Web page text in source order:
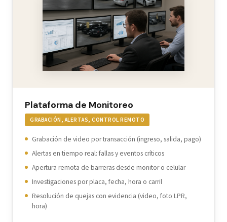
Plataforma de Monitoreo
GRABACIÓN, ALERTAS, CONTROL REMOTO
Grabación de video por transacción (ingreso, salida, pago)
Alertas en tiempo real: fallas y eventos críticos
Apertura remota de barreras desde monitor o celular
Investigaciones por placa, fecha, hora o carril
Resolución de quejas con evidencia (video, foto LPR,
hora)